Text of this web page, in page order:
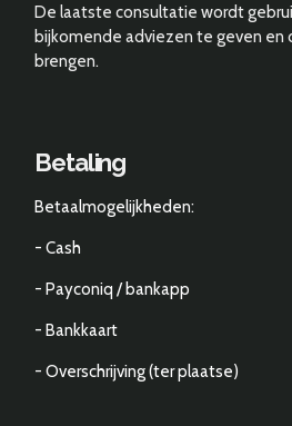
De laatste consultatie wordt
bijkomende adviezen te geven
brengen.
Betaling
Betaalmogelijkheden:
- Cash
- Payconiq / bankapp
- Bankkaart
- Overschrijving (ter plaatse)